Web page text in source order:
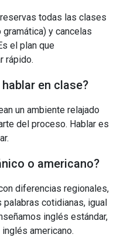
todas las clases
y cancelas
el plan que
rápido.
en clase?
un ambiente relajado
del proceso. Hablar es
o americano?
diferencias regionales,
cotidianas, igual
inglés estándar,
americano.